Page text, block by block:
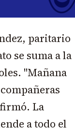
paritario
se suma a la
"Mañana
La
a todo el